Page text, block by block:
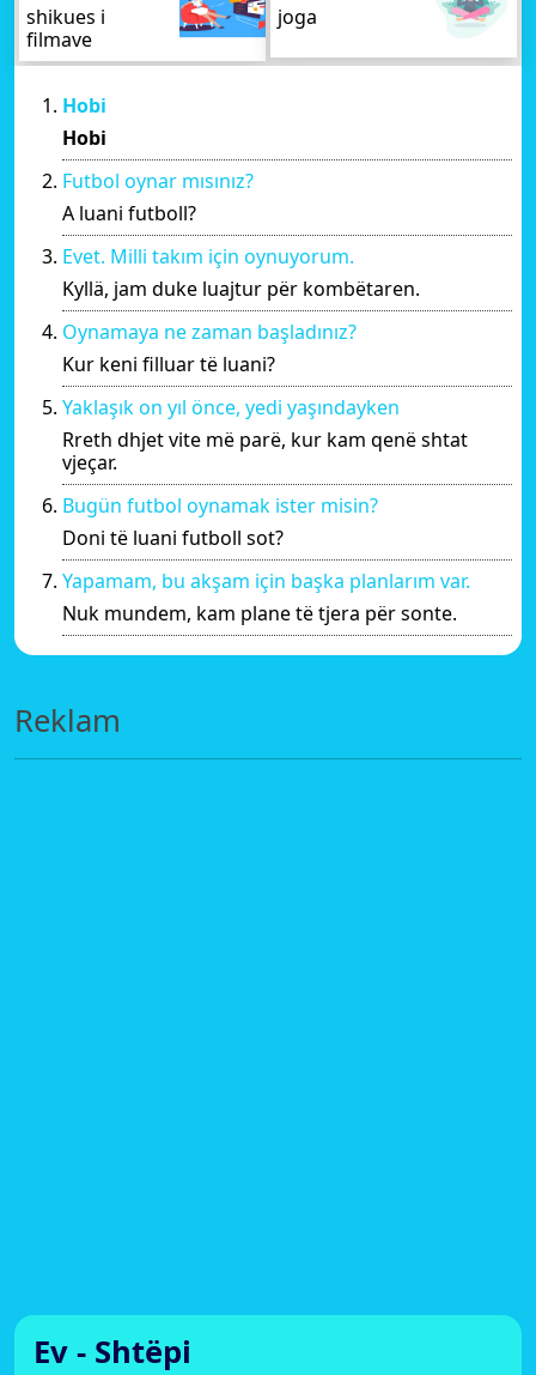
shikues i
filmave
joga
Hobi
Hobi
Futbol oynar mısınız?
A luani futboll?
Evet. Milli takım için oynuyorum.
Kyllä, jam duke luajtur për kombëtaren.
Oynamaya ne zaman başladınız?
Kur keni filluar të luani?
Yaklaşık on yıl önce, yedi yaşındayken
Rreth dhjet vite më parë, kur kam qenë shtat
vjeçar.
Bugün futbol oynamak ister misin?
Doni të luani futboll sot?
Yapamam, bu akşam için başka planlarım var.
Nuk mundem, kam plane të tjera për sonte.
Reklam
Ev - Shtëpi